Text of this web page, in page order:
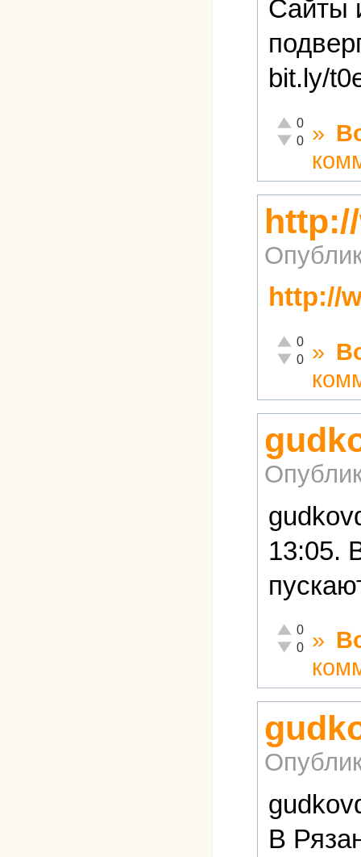
Сайты
bit.ly/
Отлично!
0
Неадекватно!
0 »
http://
Отлично!
0
Неадекватно!
0 »
13:05.
Отлично!
0
Неадекватно!
0 »
В